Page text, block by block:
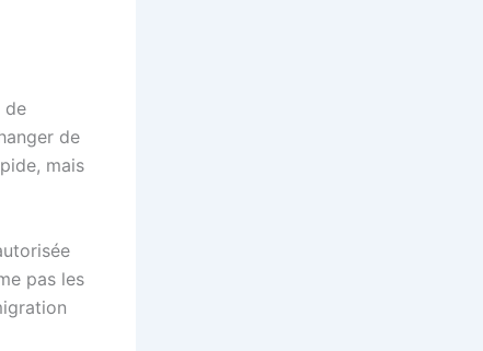
de
de
mais
pas les